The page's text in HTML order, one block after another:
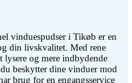
vinduespudser i Tikøb er en
din livskvalitet. Med rene
og mere indbydende
beskytter dine vinduer mod
brug for en engangsservice